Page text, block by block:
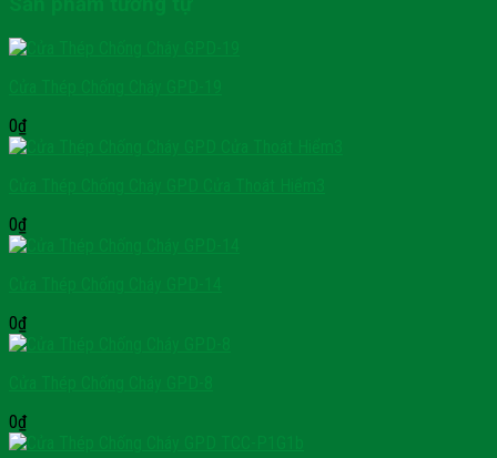
0₫
0₫
0₫
0₫